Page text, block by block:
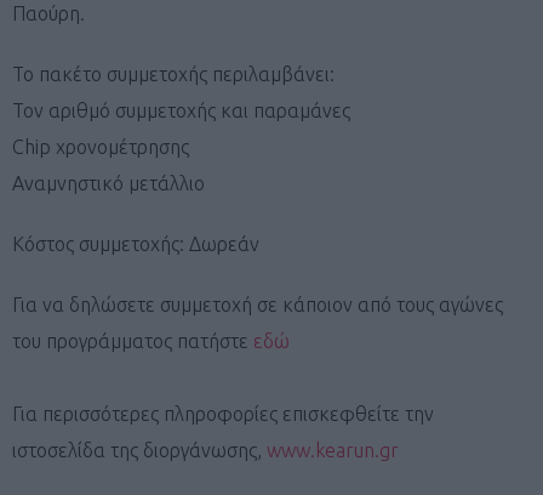
Παούρη.
Το πακέτο συμμετοχής περιλαμβάνει:
Τον αριθμό συμμετοχής και παραμάνες
Chip χρονομέτρησης
Αναμνηστικό μετάλλιο
Κόστος συμμετοχής: Δωρεάν
Για να δηλώσετε συμμετοχή σε κάποιον από τους αγώνες
του προγράμματος πατήστε εδώ
Για περισσότερες πληροφορίες επισκεφθείτε την
ιστοσελίδα της διοργάνωσης, www.kearun.gr